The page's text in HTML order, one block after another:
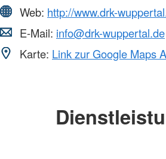
Web: http://www.drk-
E-Mail: info@drk-wuppertal.de
Karte: Link zur Google Maps